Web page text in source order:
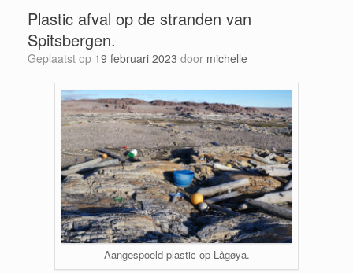
Plastic afval op de stranden van
Spitsbergen.
Geplaatst op 19 februari 2023 door michelle
Aangespoeld plastic op Lågøya.